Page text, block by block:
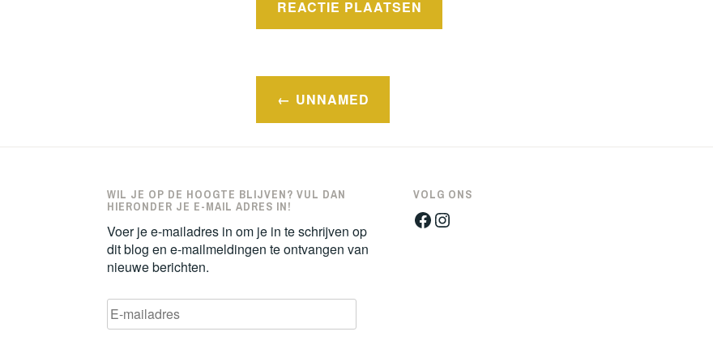
Bericht
navigatie
UNNAMED
WIL JE OP DE HOOGTE BLIJVEN? VUL DAN
HIERONDER JE E-MAIL ADRES IN!
Voer je e-mailadres in om je in te schrijven op
dit blog en e-mailmeldingen te ontvangen van
nieuwe berichten.
E-
mailadres
VOLG ONS
Facebook
Instagram